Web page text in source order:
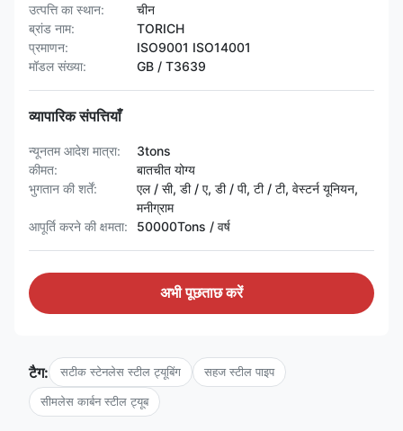
उत्पत्ति का स्थान:
चीन
ब्रांड नाम:
TORICH
प्रमाणन:
ISO9001 ISO14001
मॉडल संख्या:
GB / T3639
व्यापारिक संपत्तियाँ
न्यूनतम आदेश मात्रा:
3tons
कीमत:
बातचीत योग्य
भुगतान की शर्तें:
एल / सी, डी / ए, डी / पी, टी / टी, वेस्टर्न यूनियन,
मनीग्राम
आपूर्ति करने की क्षमता:
50000Tons / वर्ष
अभी पूछताछ करें
टैग: सटीक स्टेनलेस स्टील ट्यूबिंग सहज स्टील पाइप
सीमलेस कार्बन स्टील ट्यूब